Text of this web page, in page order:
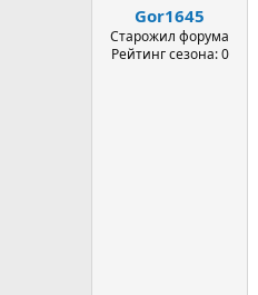
Gor1645
Старожил форума
Рейтинг сезона: 0